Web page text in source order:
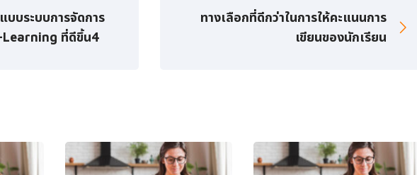
บบระบบการจัดการ
Learning ที่ดีขึ้น4
ทางเลือกที่ดีกว่าในการให้คะแนนการ
เขียนของนักเรียน